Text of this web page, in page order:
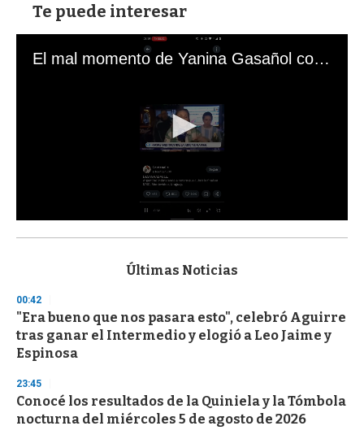
Te puede interesar
El mal momento de Yanina Gasañol con un hincha argentino en "Subrayado"
s
d
s
o
f
3
s
e
c
o
Últimas Noticias
00:42
"Era bueno que nos pasara esto", celebró Aguirre
tras ganar el Intermedio y elogió a Leo Jaime y
Espinosa
23:45
Conocé los resultados de la Quiniela y la Tómbola
nocturna del miércoles 5 de agosto de 2026